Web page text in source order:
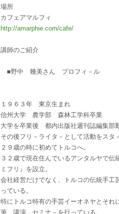
場所
カフェアマルフィ
http://amarphie.com/cafe/
講師のご紹介
■野中 幾美さん プロフィ－ル
１９６３年 東京生まれ
信州大学 農学部 森林工学科卒業
大学を卒業後 都内出版社週刊誌編集部
その後フリ－ライタ－として活動をスタ
２９歳の時に初めてトルコへ。
３２歳で現在住んでいるアンタルヤで
ミフリ』を設立。
会社経営だけでなく、トルコの伝統手
っている。
特にトルコ特有の手芸イーオネヤとそ
筆、講演、セミナ－を行っている。